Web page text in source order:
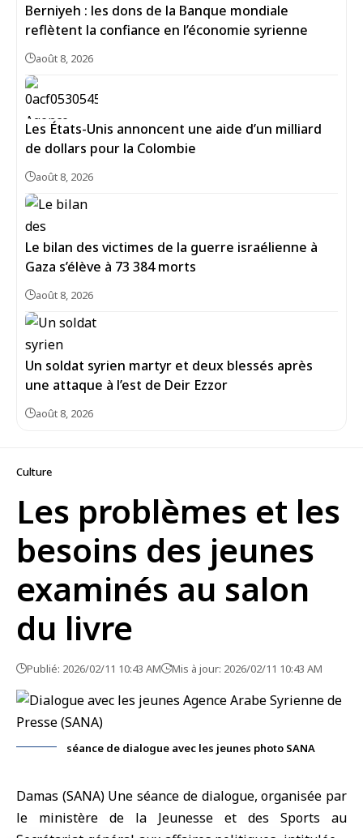
Berniyeh : les dons de la Banque mondiale
reflètent la confiance en l’économie syrienne
août 8, 2026
Les États-Unis annoncent une aide d’un milliard
de dollars pour la Colombie
août 8, 2026
Le bilan des victimes de la guerre israélienne à
Gaza s’élève à 73 384 morts
août 8, 2026
Un soldat syrien martyr et deux blessés après
une attaque à l’est de Deir Ezzor
août 8, 2026
Culture
Les problèmes et les
besoins des jeunes
examinés au salon
du livre
Publié: 2026/02/11 10:43 AM Mis à jour: 2026/02/11 10:43 AM
séance de dialogue avec les jeunes photo SANA
Damas (SANA) Une séance de dialogue, organisée par
le ministère de la Jeunesse et des Sports au